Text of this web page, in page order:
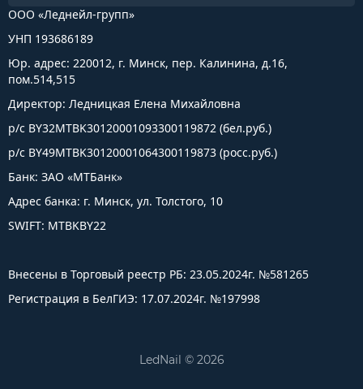
ООО «Леднейл-групп»
УНП 193686189
Юр. адрес: 220012, г. Минск, пер. Калинина, д.16,
пом.514,515
Директор: Ледницкая Елена Михайловна
р/с BY32MTBK30120001093300119872 (бел.руб.)
р/с BY49MTBK30120001064300119873 (росс.руб.)
Банк: ЗАО «МТБанк»
Адрес банка: г. Минск, ул. Толстого, 10
SWIFT: MTBKBY22
Внесены в Торговый реестр РБ: 23.05.2024г. №581265
Регистрация в БелГИЭ: 17.07.2024г. №197998
LedNail © 2026